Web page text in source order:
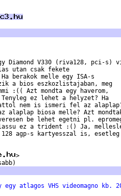
Diamond V330 (riva128, pci-s)
utan csak fekete
berakok melle egy ISA-s
a bios eszkozlistajaban, meg
:(( Azt mondta egy haverom,
ez lehet a helyzet? Ha
nem is ismeri fel az
biosa melle? Azt
be lehet egetni pl.
ez a trident :() Ja,
agp-s kartyesszal is,
>
atlagos VHS videomagno kb.